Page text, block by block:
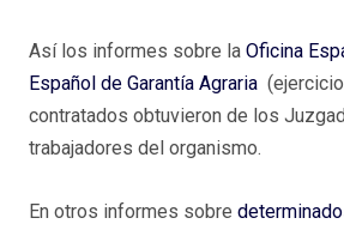
Así los informes sobre la Oficina
Español de Garantía Agraria
contratados obtuvieron de los
trabajadores del organismo.
En otros informes sobre